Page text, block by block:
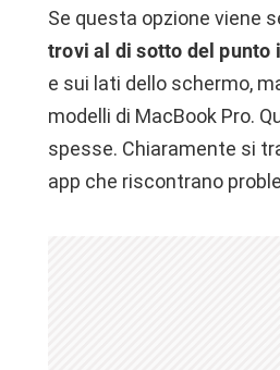
Se questa opzione viene
trovi al di sotto del punto
e sui lati dello schermo,
modelli di MacBook Pro.
spesse. Chiaramente si
app che riscontrano